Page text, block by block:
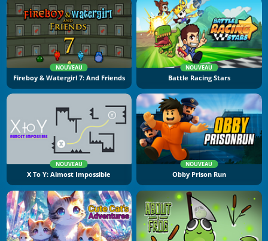
NOUVEAU
Fireboy & Watergirl 7: And Friends
NOUVEAU
Battle Racing Stars
NOUVEAU
X To Y: Almost Impossible
NOUVEAU
Obby Prison Run